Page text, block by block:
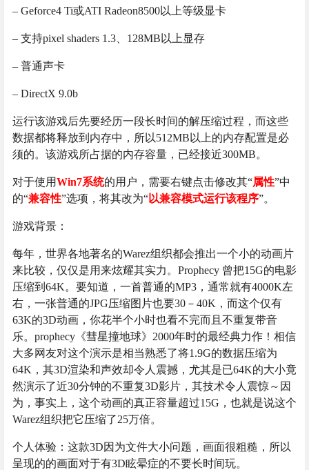
– Geforce4 Ti或ATI Radeon8500以上等级显卡
– 支持pixel shaders 1.3、128MB以上显存
– 普通声卡
– DirectX 9.0b
运行该游戏后先要经历一段长时间的解压缩过程，而这些
数据都将释放到内存中，所以512MB以上的内存配置是必
须的。该游戏所占据的内存容量，已经接近300MB。
对于使用Win7系统的用户，需要右键点击修改其“属性”中
的“兼容性”选项，将其改为“以兼容模式运行该程序”。
游戏背景：
每年，世界各地著名的Warez组织都会推出一个小的动画片
来比较，仅仅是用来炫耀其实力。Prophecy 曾把15G的电影
压缩到64K。要知道，一首普通的MP3，通常就有4000K左
右，一张普通的JPG压缩图片也要30－40K，而这个仅有
63K的3D动画，你花半个小时也看不完而且不重复带音
乐。prophecy《彗星撞地球》2000年时的最经典力作！相信
大多网友对这个演示是相当熟悉了将1.9G的数据压缩为
64K，其3D渲染和声效却令人震撼，尤其是已64K的大小竟
然演示了近30分钟的不重复3D影片，其技术令人震惊～因
为，事实上，这个动画的真正容量超过15G，也就是说这个
Warez组织把它压缩了25万倍。
个人体验：这款3D因为文件大小问题，画面很粗糙，所以
呈现的的画面对于有3D眩晕症的不要长时间玩。